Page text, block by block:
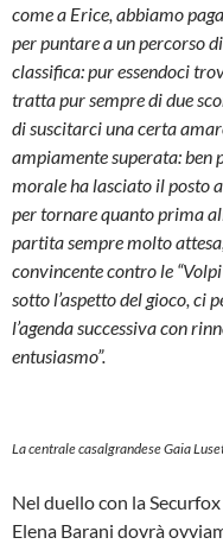
come a Erice, abbiamo
per puntare a un percorso
classifica: pur essendoci
tratta pur sempre di due
di suscitarci una certa
ampiamente superata: ben
morale ha lasciato il posto
per tornare quanto prima
partita sempre molto
convincente contro le
sotto l’aspetto del gioco, ci
l’agenda successiva con
entusiasmo”.
La centrale casalgrandese Gaia
Nel duello con la
Elena Barani dovrà